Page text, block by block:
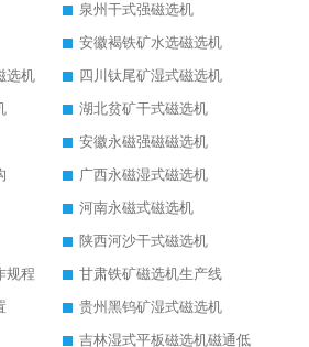
泉州干式强磁选机
安徽褐铁矿水选磁选机
选机
四川钛尾矿湿式磁选机
湖北贫矿干式磁选机
安徽永磁强磁磁选机
广西永磁湿式磁选机
河南永磁式磁选机
陕西河沙干式磁选机
规程
甘肃铁矿磁选机生产线
贵州黑钨矿湿式磁选机
吉林湿式平板磁选机磁通低